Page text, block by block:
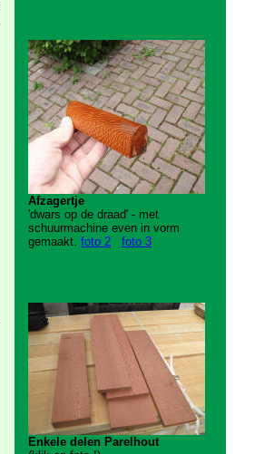
Afzagertje
'dwars op de draad' - met
schuurmachine even in vorm
gemaakt. foto 2 foto 3
Enkele delen Parelhout